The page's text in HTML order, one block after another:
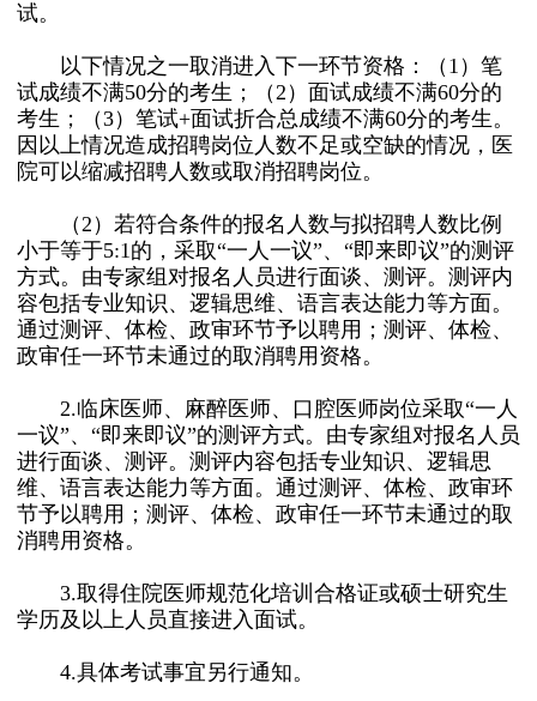
试。
以下情况之一取消进入下一环节资格：（1）笔
试成绩不满50分的考生；（2）面试成绩不满60分的
考生；（3）笔试+面试折合总成绩不满60分的考生。
因以上情况造成招聘岗位人数不足或空缺的情况，医
院可以缩减招聘人数或取消招聘岗位。
（2）若符合条件的报名人数与拟招聘人数比例
小于等于5:1的，采取“一人一议”、“即来即议”的测评
方式。由专家组对报名人员进行面谈、测评。测评内
容包括专业知识、逻辑思维、语言表达能力等方面。
通过测评、体检、政审环节予以聘用；测评、体检、
政审任一环节未通过的取消聘用资格。
2.临床医师、麻醉医师、口腔医师岗位采取“一人
一议”、“即来即议”的测评方式。由专家组对报名人员
进行面谈、测评。测评内容包括专业知识、逻辑思
维、语言表达能力等方面。通过测评、体检、政审环
节予以聘用；测评、体检、政审任一环节未通过的取
消聘用资格。
3.取得住院医师规范化培训合格证或硕士研究生
学历及以上人员直接进入面试。
4.具体考试事宜另行通知。